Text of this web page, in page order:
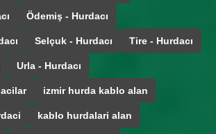
Ödemiş - Hurdacı
Selçuk - Hurdacı Tire - Hurdacı
Urla - Hurdacı
izmir hurda kablo alan
kablo hurdalari alan